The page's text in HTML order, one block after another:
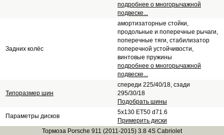
подробнее о многорычажной
подвеске...
Задних колёс
амортизаторные стойки,
продольные и поперечные рычаги,
поперечные тяги, стабилизатор
поперечной устойчивости,
винтовые пружины
подробнее о многорычажной
подвеске...
Типоразмер шин
спереди 225/40/18, сзади
295/30/18
Подобрать шины
Параметры дисков
5x130 ET50 d71.6
Примерить диски
Тормоза Porsche 911 (2011-2015) 3.8 4S Cabriolet